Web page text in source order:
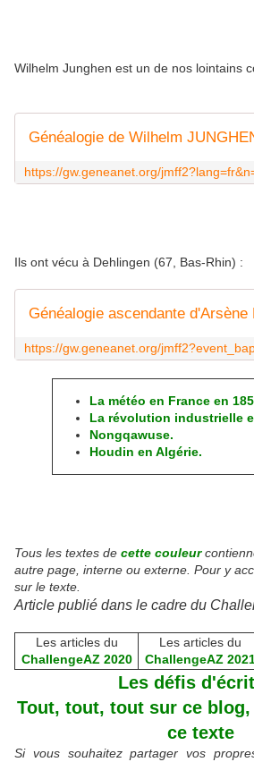
Wilhelm Junghen est un de nos lointains
Généalogie de Wilhelm
Ils ont vécu à Dehlingen (67, Bas-Rhin) :
La météo en France en
La révolution industrielle
Nongqawuse.
Houdin en Algérie.
Tous les textes de cette couleur
autre page, interne ou externe. Pour y
sur le texte.
Article publié dans le cadre du
Les articles du
ChallengeAZ 2020
Les articles du
ChallengeAZ
Les défis
Tout, tout, tout sur ce
ce texte
Si vous souhaitez partager vos